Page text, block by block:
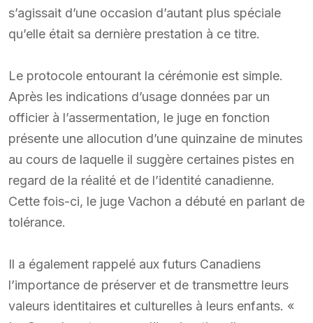
s’agissait d’une occasion d’autant plus spéciale
qu’elle était sa dernière prestation à ce titre.
Le protocole entourant la cérémonie est simple.
Après les indications d’usage données par un
officier à l’assermentation, le juge en fonction
présente une allocution d’une quinzaine de minutes
au cours de laquelle il suggère certaines pistes en
regard de la réalité et de l’identité canadienne.
Cette fois-ci, le juge Vachon a débuté en parlant de
tolérance.
Il a également rappelé aux futurs Canadiens
l’importance de préserver et de transmettre leurs
valeurs identitaires et culturelles à leurs enfants. «